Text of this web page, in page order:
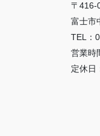
〒416-
富士市
TEL：
営業時
定休日